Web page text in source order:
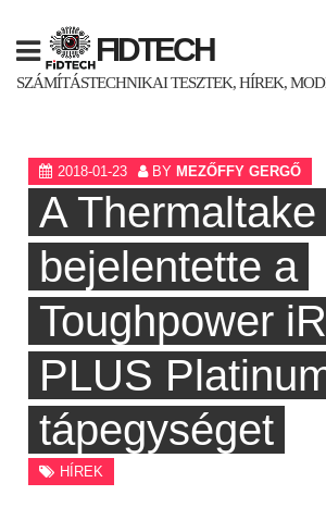
content
FIDTECH
SZÁMÍTÁSTECHNIKAI TESZTEK, HÍREK,
2018-01-23 BY MEZŐFFY GERGŐ
A Thermaltake
bejelentette a
Toughpower
PLUS
tápegységet
HÍREK